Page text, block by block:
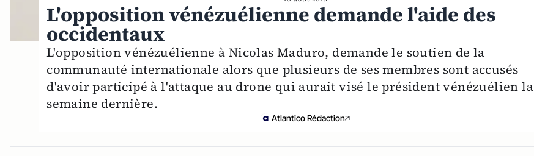
L'opposition vénézuélienne demande l'aide des
occidentaux
L'opposition vénézuélienne à Nicolas Maduro, demande le soutien de la
communauté internationale alors que plusieurs de ses membres sont accusés
d'avoir participé à l'attaque au drone qui aurait visé le président vénézuélien la
semaine dernière.
Atlantico Rédaction